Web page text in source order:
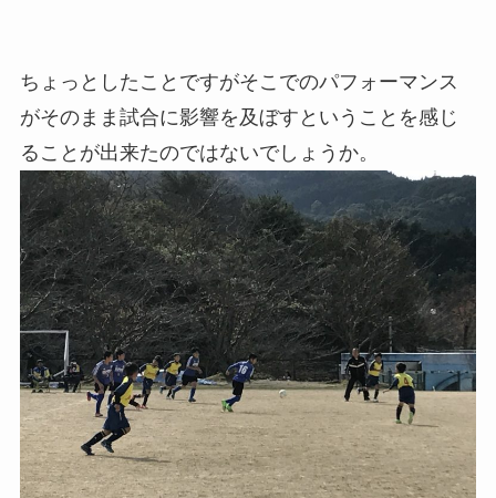
ちょっとしたことですがそこでのパフォーマンス
がそのまま試合に影響を及ぼすということを感じ
ることが出来たのではないでしょうか。